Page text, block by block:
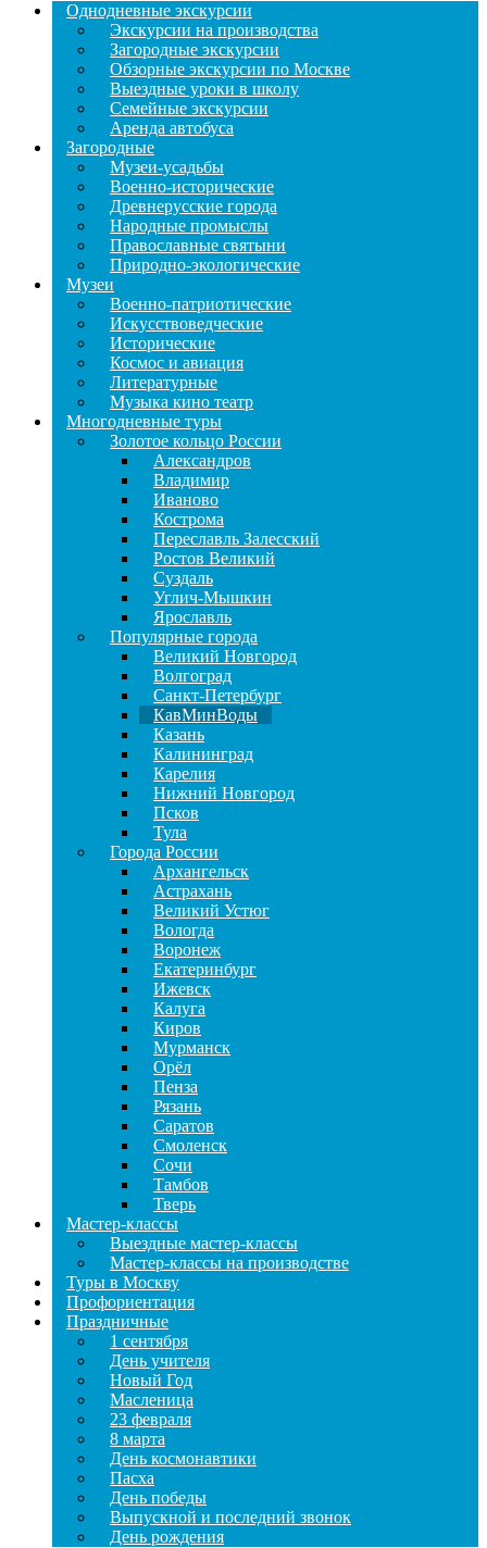
Однодневные экскурсии
Экскурсии на производства
Загородные экскурсии
Обзорные экскурсии по Москве
Выездные уроки в школу
Семейные экскурсии
Аренда автобуса
Загородные
Музеи-усадьбы
Военно-исторические
Древнерусские города
Народные промыслы
Православные святыни
Природно-экологические
Музеи
Военно-патриотические
Искусствоведческие
Исторические
Космос и авиация
Литературные
Музыка кино театр
Многодневные туры
Золотое кольцо России
Александров
Владимир
Иваново
Кострома
Переславль Залесский
Ростов Великий
Суздаль
Углич-Мышкин
Ярославль
Популярные города
Великий Новгород
Волгоград
Санкт-Петербург
КавМинВоды
Казань
Калининград
Карелия
Нижний Новгород
Псков
Тула
Города России
Архангельск
Астрахань
Великий Устюг
Вологда
Воронеж
Екатеринбург
Ижевск
Калуга
Киров
Мурманск
Орёл
Пенза
Рязань
Саратов
Смоленск
Сочи
Тамбов
Тверь
Мастер-классы
Выездные мастер-классы
Мастер-классы на производстве
Туры в Москву
Профориентация
Праздничные
1 сентября
День учителя
Новый Год
Масленица
23 февраля
8 марта
День космонавтики
Пасха
День победы
Выпускной и последний звонок
День рождения